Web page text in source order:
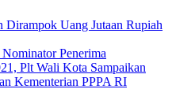
Dirampok Uang Jutaan Rupiah
Penerima
Plt Wali Kota Sampaikan
Kementerian PPPA RI